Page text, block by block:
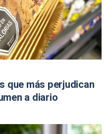
que más perjudican
a diario